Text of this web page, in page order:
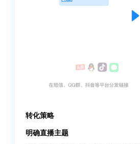
转化策略
明确直播主题